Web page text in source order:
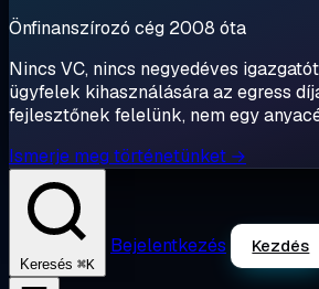
Önfinanszírozó cég 2008 óta
Nincs VC, nincs negyedéves
ügyfelek kihasználására az egress
fejlesztőnek felelünk, nem egy
Ismerje meg történetünket →
Keresés ⌘K
Bejelentkezés Kezdés